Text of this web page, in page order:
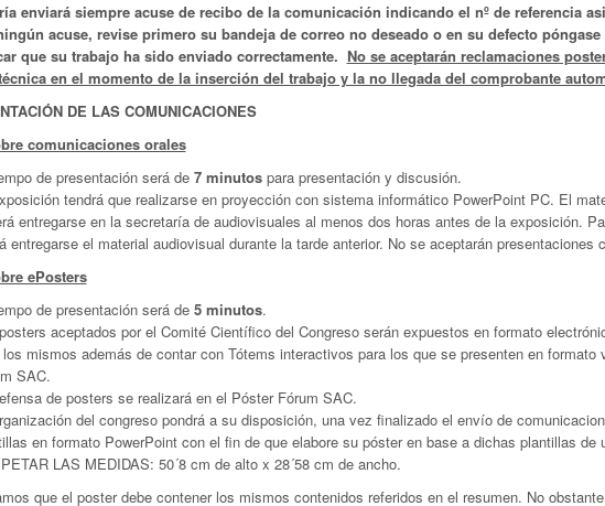
enviará siempre acuse de recibo de la comunicación indicando el nº de referencia
acuse, revise primero su bandeja de correo no deseado o en su defecto
que su trabajo ha sido enviado correctamente. No se aceptarán reclamaciones
en el momento de la inserción del trabajo y la no llegada del comprobante
DE LAS COMUNICACIONES
comunicaciones orales
de presentación será de 7 minutospara presentación y discusión.
tendrá que realizarse en proyección con sistema informático PowerPoint PC. El
entregarse en la secretaría de audiovisuales al menos dos horas antes de la exposición.
entregarse el material audiovisual durante la tarde anterior. No se aceptarán presentaciones
ePosters
de presentación será de 5 minutos.
aceptados por el Comité Científico del Congreso serán expuestos en formato
los mismos además de contar con Tótems interactivos para los que se presenten en formato
SAC.
de posters se realizará en el Póster Fórum SAC.
del congreso pondrá a su disposición, una vez finalizado el envío de
en formato PowerPoint con el fin de que elabore su póster en base a dichas plantillas de
LAS MEDIDAS: 50´8 cm de alto x 28´58 cm de ancho.
que el poster debe contener los mismos contenidos referidos en el resumen. No